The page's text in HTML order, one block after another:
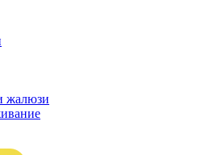
жалюзи